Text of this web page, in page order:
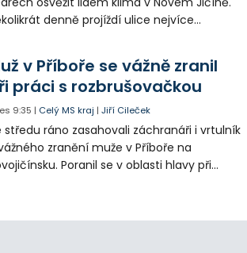
denně projíždí ulice nejvíce
v Příboře se vážně zranil
práci s rozbrušovačkou
9:35 | Celý MS kraj |Jiří Cileček
středu ráno zasahovali záchranáři i vrtulník
zranění muže v Příboře na
Poranil se v oblasti hlavy při